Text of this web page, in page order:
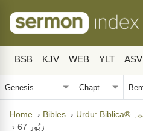
BSB KJV WEB YLT ASV
Home › Bibles ›
›
زبُور 67